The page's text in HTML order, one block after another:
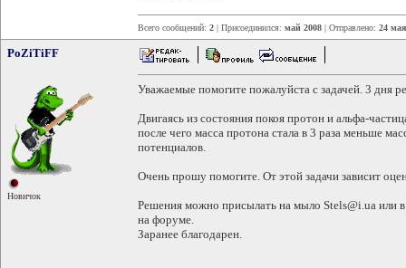
Всего сообщений: 2 | Присоединился: май 2008 | Отправлено: 24
PoZiTiFF
Новичок
Уважаемые помогите пожалуйста с задачей. 3 дня
Двигаясь из состояния покоя протон и альфа-
после чего масса протона стала в 3 раза меньше
потенциалов.
Очень прошу помогите. От этой задачи зависит
Решения можно присылать на мыло Stels@i.ua или
на форуме.
Заранее благодарен.